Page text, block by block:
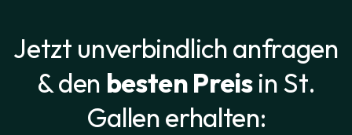
Jetzt unverbindlich anfragen
& den besten Preisin St.
Gallen erhalten: